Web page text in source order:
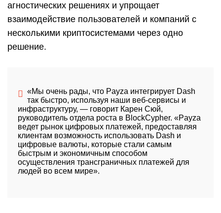
агностических решениях и упрощает
взаимодействие пользователей и компаний с
несколькими криптосистемами через одно
решение.
«Мы очень рады, что Payza интегрирует Dash
так быстро, используя наши веб-сервисы и
инфраструктуру, — говорит Карен Сюй,
руководитель отдела роста в BlockCypher. «Payza
ведет рынок цифровых платежей, предоставляя
клиентам возможность использовать Dash и
цифровые валюты, которые стали самым
быстрым и экономичным способом
осуществления трансграничных платежей для
людей во всем мире».